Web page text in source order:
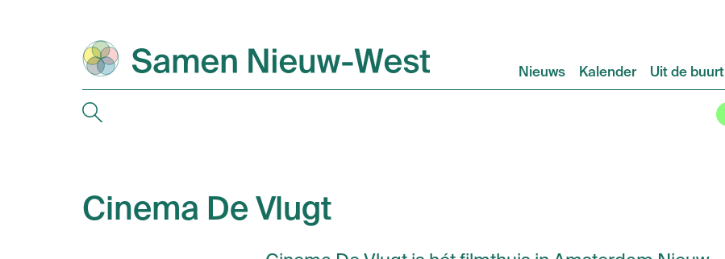
Nieuws Kalender Uit de buurt
Cinema De Vlugt